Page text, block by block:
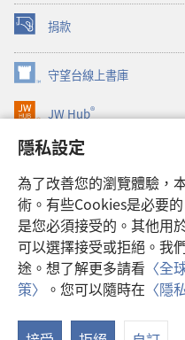
隱私設定
為了改善您的瀏覽體驗，
術。有些Cookies是必要
是您必須接受的。其他用
可以選擇接受或拒絕。我
途。想了解更多請看 〈全
策〉 。您可以隨時在 〈隱
捐款
（開
啟
新
視
窗）
守望台線上書庫
（開
啟
新
窗）
JW Hub®
（開
啟
新
視
窗）
JW Library®
Watchtower Library
Copyright© 2026 Watch Tower
使用條款 |隱